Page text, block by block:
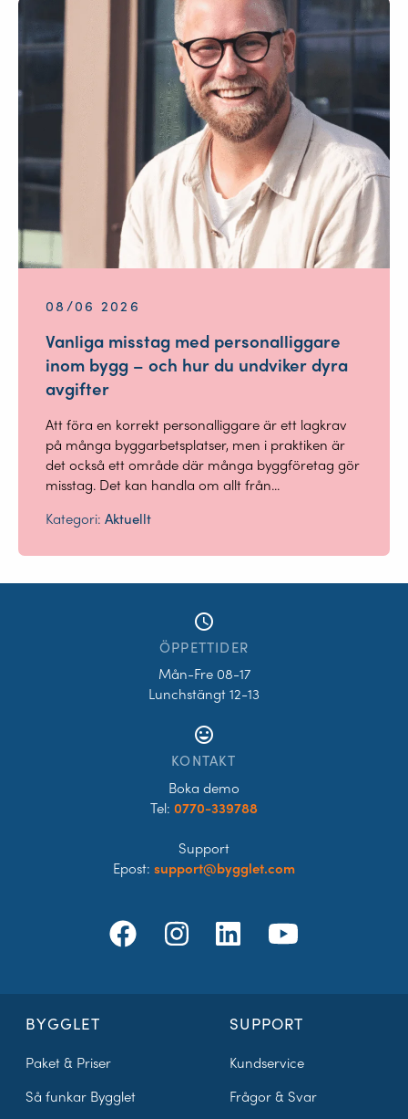
08/06 2026
Vanliga misstag med personalliggare
inom bygg – och hur du undviker dyra
avgifter
Att föra en korrekt personalliggare är ett lagkrav
på många byggarbetsplatser, men i praktiken är
det också ett område där många byggföretag gör
misstag. Det kan handla om allt från...
Kategori:Aktuellt
BYGGLET
Paket & Priser
Så funkar Bygglet
SUPPORT
Kundservice
Frågor & Svar
access_time
ÖPPETTIDER
Mån-Fre 08-17
Lunchstängt 12-13
tag_faces
KONTAKT
Boka demo
Tel: 0770-339788
Support
Epost: support@bygglet.com